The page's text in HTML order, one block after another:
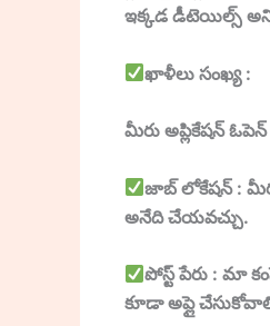
ఇక్కడ డీటెయిల్స్
ఖాళీలు సంఖ్య :
మీరు అప్లికేషన్
జాబ్ లోకేషన్ :
అనేది చేయవచ్చు.
పోస్ట్ పేరు : మా
కూడా అప్లై